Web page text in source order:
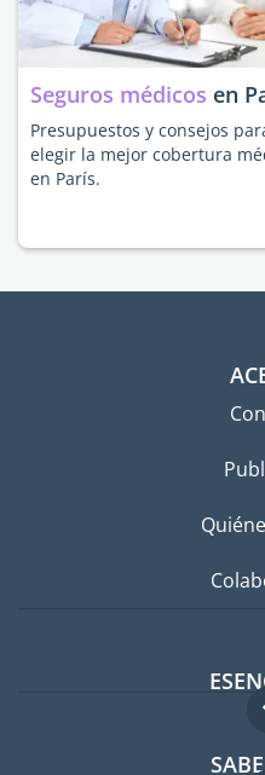
Seguros médicos en
Presupuestos y consejos
elegir la mejor cobertura
en París.
Foro